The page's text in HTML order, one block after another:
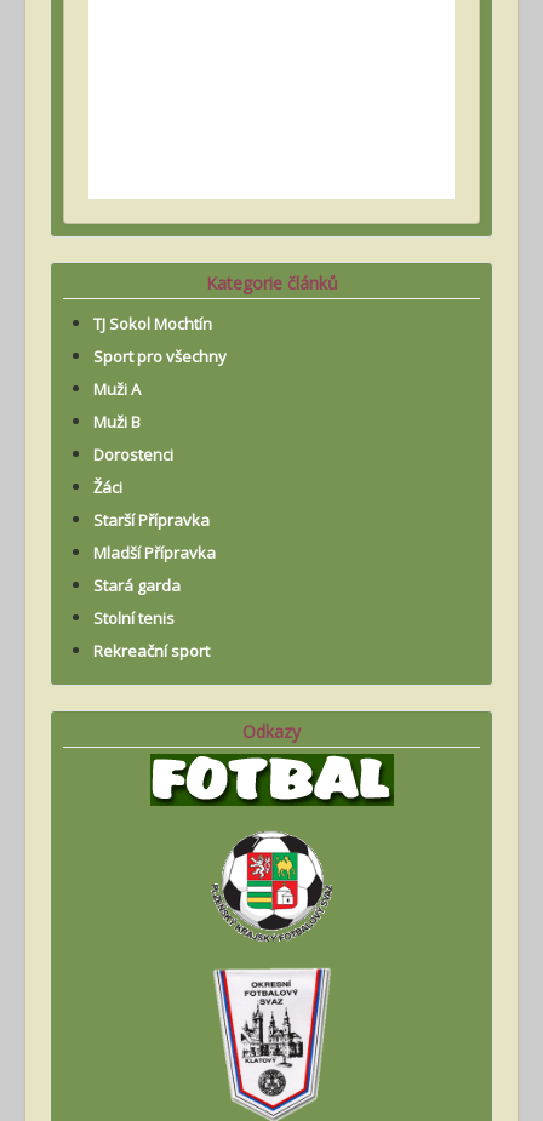
Kategorie článků
TJ Sokol Mochtín
Sport pro všechny
Muži A
Muži B
Dorostenci
Žáci
Starší Přípravka
Mladší Přípravka
Stará garda
Stolní tenis
Rekreační sport
Odkazy